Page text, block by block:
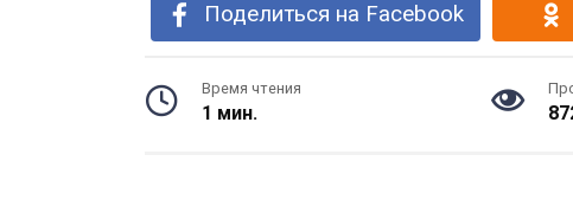
Поделиться на Facebook
Время чтения
1 мин.